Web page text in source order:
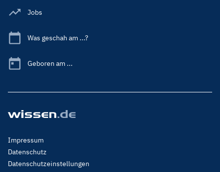
Jobs
Was geschah am ...?
Geboren am ...
Footer
Menu
Legal
Impressum
Datenschutz
Datenschutzeinstellungen